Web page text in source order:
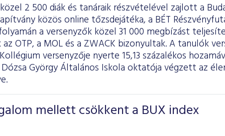
2 500 diák és tanáraik részvételével zajlott a
közös online tőzsdejátéka, a BÉT
a versenyzők közel 31 000 megbízást
OTP, a MOL és a ZWACK bizonyultak. A tanulók
versenyzője nyerte 15,13 százalékos
György Általános Iskola oktatója végzett az
mellett csökkent a BUX index